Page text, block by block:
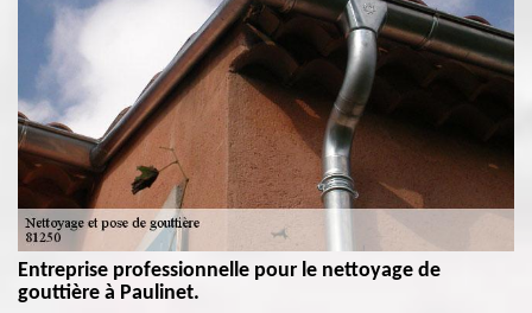
Entreprise professionnelle pour le nettoyage de
gouttière à Paulinet.